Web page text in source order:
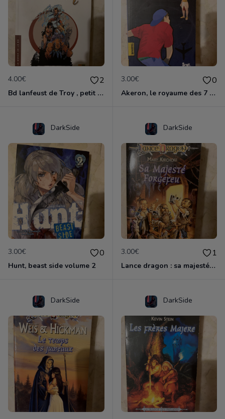
4.00€ 2
Bd lanfeust de Troy , petit format
3.00€ 0
Akeron, le royaume des 7 cercles
DarkSide
3.00€ 0
Hunt, beast side volume 2
DarkSide
3.00€ 1
Lance dragon : sa majesté forgefeu
DarkSide DarkSide